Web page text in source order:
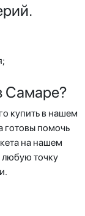
Самаре?
купить в нашем
готовы помочь
на нашем
любую точку